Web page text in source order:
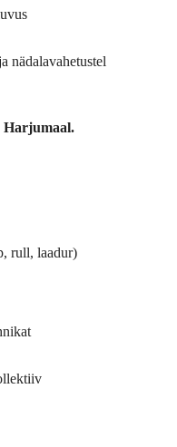
nädalavahetustel
Harjumaal.
rull, laadur)